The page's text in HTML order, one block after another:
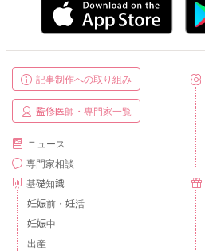
記事制作への取り組み
監修医師・専門家一覧
ニュース
専門家相談
基礎知識
妊娠前・妊活
妊娠中
出産